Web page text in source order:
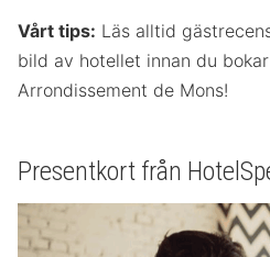
Vårt tips: Läs alltid
bild av hotellet innan du
Arrondissement de Mons!
Presentkort från